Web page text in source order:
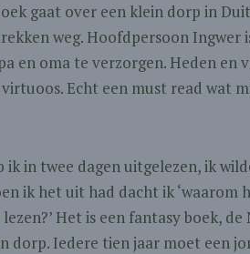
gaat over een klein dorp in
weg. Hoofdpersoon Ingwer
en oma te verzorgen. Heden en
Echt een must read wat
in twee dagen uitgelezen, ik
ik het uit had dacht ik ‘waarom
Het is een fantasy boek,
dorp. Iedere tien jaar moet een